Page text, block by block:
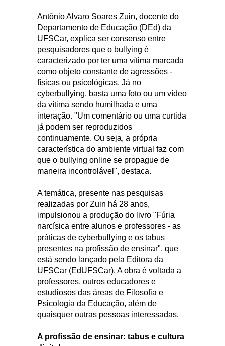
Antônio Alvaro Soares Zuin, docente do
Departamento de Educação (DEd) da
UFSCar, explica ser consenso entre
pesquisadores que o bullying é
caracterizado por ter uma vítima marcada
como objeto constante de agressões -
físicas ou psicológicas. Já no
cyberbullying, basta uma foto ou um vídeo
da vítima sendo humilhada e uma
interação. "Um comentário ou uma curtida
já podem ser reproduzidos
continuamente. Ou seja, a própria
característica do ambiente virtual faz com
que o bullying online se propague de
maneira incontrolável", destaca.
A temática, presente nas pesquisas
realizadas por Zuin há 28 anos,
impulsionou a produção do livro "Fúria
narcísica entre alunos e professores - as
práticas de cyberbullying e os tabus
presentes na profissão de ensinar", que
está sendo lançado pela Editora da
UFSCar (EdUFSCar). A obra é voltada a
professores, outros educadores e
estudiosos das áreas de Filosofia e
Psicologia da Educação, além de
quaisquer outras pessoas interessadas.
A profissão de ensinar: tabus e cultura